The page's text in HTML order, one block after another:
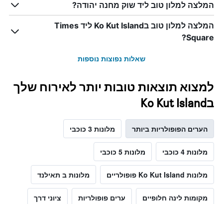
המלצה למלון טוב ליד שוק מחנה יהודה?
המלצה למלון טוב בKo Kut Island ליד Times
Square?
שאלות נפוצות נוספות
למצוא תוצאות טובות יותר לאירוח שלך
בKo Kut Island
הערים הפופולריות ביותר מלונות 3 כוכבי
מלונות 4 כוכבי מלונות 5 כוכבי
מלונות Ko Kut Island פופולריים מלונות ב תאילנד
מקומות לינה חלופיים ערים פופולריות ציוני דרך